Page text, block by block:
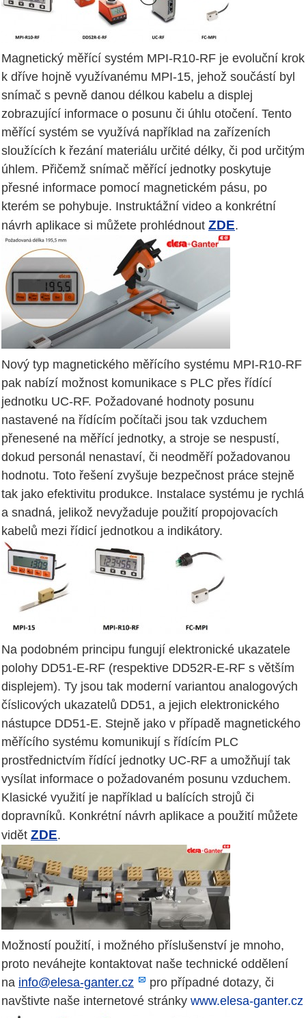
Magnetický měřící systém MPI-R10-RF je evoluční krok
k dříve hojně využívanému MPI-15, jehož součástí byl
snímač s pevně danou délkou kabelu a displej
zobrazující informace o posunu či úhlu otočení. Tento
měřící systém se využívá například na zařízeních
sloužících k řezání materiálu určité délky, či pod určitým
úhlem. Přičemž snímač měřící jednotky poskytuje
přesné informace pomocí magnetickém pásu, po
kterém se pohybuje. Instruktážní video a konkrétní
návrh aplikace si můžete prohlédnout ZDE.
Nový typ magnetického měřícího systému MPI-R10-RF
pak nabízí možnost komunikace s PLC přes řídící
jednotku UC-RF. Požadované hodnoty posunu
nastavené na řídícím počítači jsou tak vzduchem
přenesené na měřící jednotky, a stroje se nespustí,
dokud personál nenastaví, či neodměří požadovanou
hodnotu. Toto řešení zvyšuje bezpečnost práce stejně
tak jako efektivitu produkce. Instalace systému je rychlá
a snadná, jelikož nevyžaduje použití propojovacích
kabelů mezi řídicí jednotkou a indikátory.
Na podobném principu fungují elektronické ukazatele
polohy DD51-E-RF (respektive DD52R-E-RF s větším
displejem). Ty jsou tak moderní variantou analogových
číslicových ukazatelů DD51, a jejich elektronického
nástupce DD51-E. Stejně jako v případě magnetického
měřícího systému komunikují s řídícím PLC
prostřednictvím řídící jednotky UC-RF a umožňují tak
vysílat informace o požadovaném posunu vzduchem.
Klasické využití je například u balících strojů či
dopravníků. Konkrétní návrh aplikace a použití můžete
vidět ZDE.
Možností použití, i možného příslušenství je mnoho,
proto neváhejte kontaktovat naše technické oddělení
na info@elesa-ganter.cz
pro případné dotazy, či
navštivte naše internetové stránky www.elesa-ganter.cz